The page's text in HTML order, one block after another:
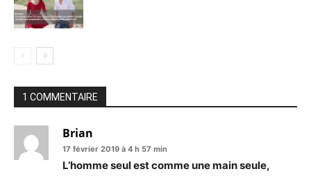
1 COMMENTAIRE
Brian
17 février 2019 à 4 h 57 min
L’hommeseulest comme une main seule,